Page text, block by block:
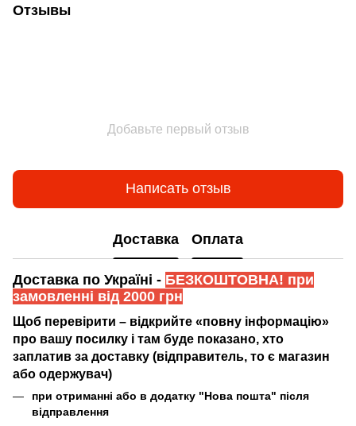
Отзывы
Добавьте первый отзыв
Написать отзыв
Доставка Оплата
Доставка по Україні - БЕЗКОШТОВНА! при
замовленні від 2000 грн
Щоб перевірити – відкрийте «повну інформацію»
про вашу посилку і там буде показано, хто
заплатив за доставку (відправитель, то є магазин
або одержувач)
при отриманні або в додатку "Нова пошта" після
відправлення